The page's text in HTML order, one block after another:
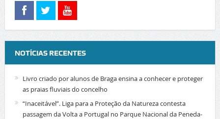
NOTÍCIAS RECENTES
Livro criado por alunos de Braga ensina a conhecer e proteger
as praias fluviais do concelho
“Inaceitável”. Liga para a Proteção da Natureza contesta
passagem da Volta a Portugal no Parque Nacional da Peneda-